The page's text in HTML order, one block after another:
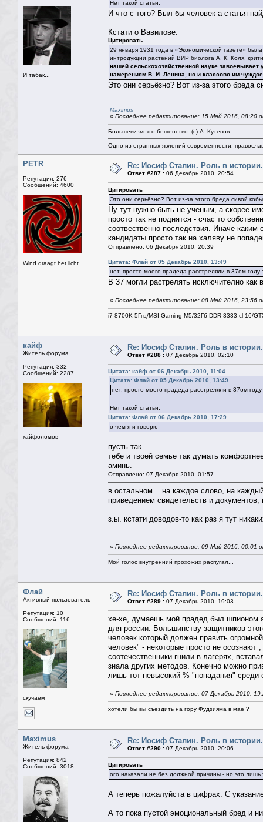
И табак...
Нет такой статьи.
И что с того? Был бы человек а статья
Кстати о Вавилове:
Цитировать
29 января 1931 года в «Экономической газете»
интродукции растений ВИР биолога А. К. Коля,
нашей сельскохозяйственной науке
намерениям В. И. Ленина, но и классово им
Это они серьёзно? Вот из-за этого бреда
Maximus
« Последнее редактирование: 15 Май 2016, 08:20
Большевизм это бешенство. (с) А. Кутепов
Одно из странных явлений современности,
PETR
Репутация: 276
Сообщений: 4600
Wind draagt het licht
Re: Иосиф Сталин. Роль в истории.
Ответ #287 : 06 Декабрь 2010, 20:54
Цитировать
Это они серьёзно? Вот из-за этого бреда сивой
Ну тут нужно быть не ученым, а скорее
просто так не поднятся - счас то
соотвественно последствия. Иначе каким
кандидаты просто так на халяву не
Отправлено: 06 Декабря 2010, 20:39
Цитата: Флай от 05 Декабрь 2010, 13:49
нет, просто моего прадеда расстреляли в 37ом году
В 37 могли растрелять исключително
« Последнее редактирование: 08 Май 2016, 23:56
i7 8700K 5Ггц/MSI Gaming M5/32Гб DDR 3333 cl 16/
кайф
Житель форума
Репутация: 332
Сообщений: 2287
кайфоломов
Re: Иосиф Сталин. Роль в истории.
Ответ #288 : 07 Декабрь 2010, 02:10
Цитата: кайф от 06 Декабрь 2010, 11:04
Цитата: Флай от 05 Декабрь 2010, 13:49
нет, просто моего прадеда расстреляли в 37ом
Нет такой статьи.
Цитата: Флай от 06 Декабрь 2010, 17:29
о чем я и говорю
пусть так.
тебе и твоей семье так думать
аминь.
Отправлено: 07 Декабря 2010, 01:57
в остальном... на каждое слово, на
приведением свидетельств и
з.ы. кстати доводов-то как раз я тут
« Последнее редактирование: 09 Май 2016, 00:01
Мой голос внутренний прохожих распугал...
Флай
Активный пользователь
Репутация: 10
Сообщений: 116
скучаем
Re: Иосиф Сталин. Роль в истории.
Ответ #289 : 07 Декабрь 2010, 19:03
хе-хе, думаешь мой прадед был шпионом
для россии. Большинству защитников
человек который должен править
человек" - некоторые просто не осознают
соотечественники гнили в лагерях,
знала других методов. Конечно можно
лишь тот невысокий % "попадания" среди
« Последнее редактирование: 07 Декабрь 2010,
хотели бы вы съездить на гору Фудзияма в мае ?
Maximus
Житель форума
Репутация: 842
Сообщений: 3018
Re: Иосиф Сталин. Роль в истории.
Ответ #290 : 07 Декабрь 2010, 20:06
Цитировать
ого наказали не без должной причины - но это
А теперь пожалуйста в цифрах. С
А то пока пустой эмоциональный бред и